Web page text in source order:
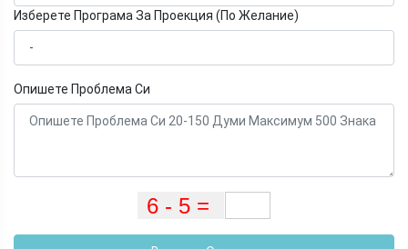
Изберете Програма За Проекция (По Желание)
Опишете Проблема Си